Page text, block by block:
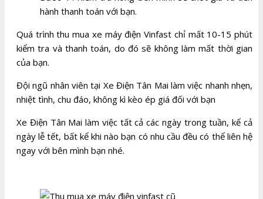
hành thanh toán với bạn.
Quá trình thu mua xe máy điện Vinfast chỉ mất 10-15 phút
kiểm tra và thanh toán, do đó sẽ không làm mất thời gian
của bạn.
Đội ngũ nhân viên tại Xe Điện Tân Mai làm việc nhanh nhẹn,
nhiệt tình, chu đáo, không kì kèo ép giá đối với bạn
Xe Điện Tân Mai làm việc tất cả các ngày trong tuần, kể cả
ngày lễ tết, bất kể khi nào bạn có nhu cầu đều có thể liên hệ
ngay với bên mình bạn nhé.